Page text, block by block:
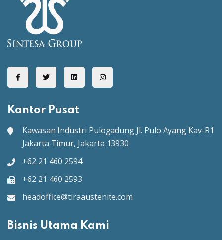
Kantor Pusat
Kawasan Industri Pulogadung Jl. Pulo Ayang Kav-R1
Jakarta Timur, Jakarta 13930
+62 21 460 2594
+62 21 460 2593
headoffice@tiraaustenite.com
Bisnis Utama Kami